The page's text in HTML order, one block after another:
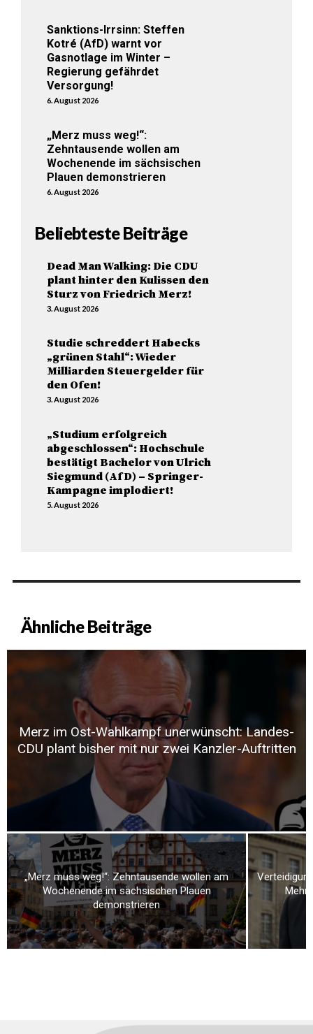
Sanktions-Irrsinn: Steffen
Kotré (AfD) warnt vor
Gasnotlage im Winter –
Regierung gefährdet
Versorgung!
6. August 2026
„Merz muss weg!“:
Zehntausende wollen am
Wochenende im sächsischen
Plauen demonstrieren
6. August 2026
Beliebteste Beiträge
Dead Man Walking: Die CDU
plant hinter den Kulissen den
Sturz von Friedrich Merz!
3. August 2026
Studie schreddert Habecks
„grünen Stahl“: Wieder
Milliarden Steuergelder für
den Ofen!
3. August 2026
„Studium erfolgreich
abgeschlossen“: Hochschule
bestätigt Bachelor von Ulrich
Siegmund (AfD) – Springer-
Kampagne implodiert!
5. August 2026
Ähnliche Beiträge
Merz im Ost-Wahlkampf unerwünscht: Landes-
CDU plant bisher mit nur zwei Kanzler-Auftritten
„Merz muss weg!“: Zehntausende wollen am
Wochenende im sächsischen Plauen
demonstrieren
Mehr